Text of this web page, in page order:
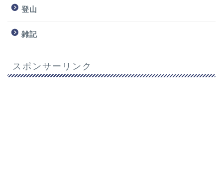
登山
雑記
スポンサーリンク